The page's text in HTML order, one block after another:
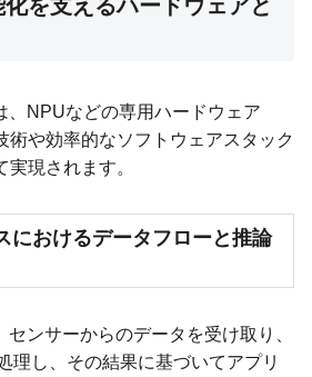
を支えるハードウェアと
、NPUなどの専用ハードウェア
術や効率的なソフトウェアスタック
現されます。
におけるデータフローと推論
ンサーからのデータを受け取り、
理し、その結果に基づいてアプリ